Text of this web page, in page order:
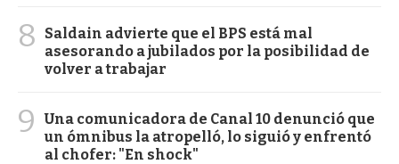
8
Saldain advierte que el BPS está mal
asesorando a jubilados por la posibilidad de
volver a trabajar
9
Una comunicadora de Canal 10 denunció que
un ómnibus la atropelló, lo siguió y enfrentó
al chofer: "En shock"